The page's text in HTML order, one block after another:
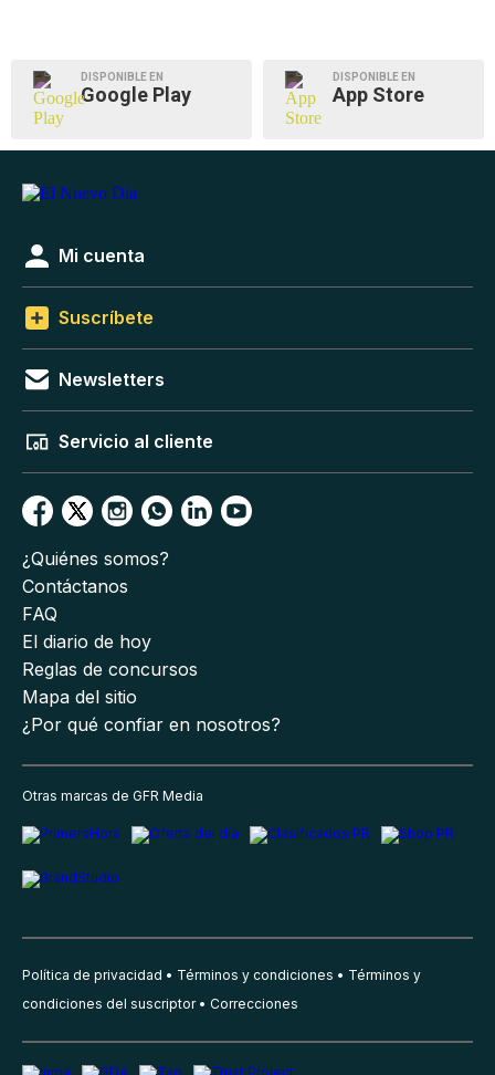
DISPONIBLE EN
Google Play
DISPONIBLE EN
App Store
Mi cuenta
Suscríbete
Newsletters
Servicio al cliente
¿Quiénes somos?
Contáctanos
FAQ
El diario de hoy
Reglas de concursos
Mapa del sitio
¿Por qué confiar en nosotros?
Otras marcas de GFR Media
Política de privacidad Términos y condiciones
Términos y
condiciones del suscriptor
Correcciones